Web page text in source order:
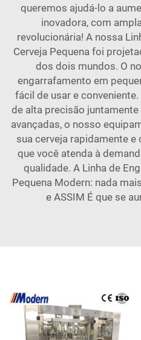
queremos ajudá-lo a
inovadora, com
revolucionária! A nossa
Cerveja Pequena foi
dos dois mundos. O
engarrafamento em
fácil de usar e
de alta precisão
avançadas, o nosso
sua cerveja rapidamente
que você atenda à
qualidade. A Linha de
Pequena Modern: nada
e ASSIM É que se